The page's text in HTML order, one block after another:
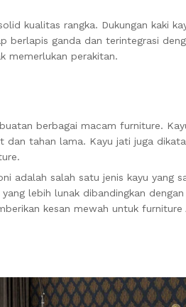
kualitas rangka. Dukungan kaki
berlapis ganda dan terintegrasi
memerlukan perakitan.
berbagai macam furniture.
dan tahan lama. Kayu jati juga
adalah salah satu jenis kayu yang
lebih lunak dibandingkan dengan
kesan mewah untuk furniture